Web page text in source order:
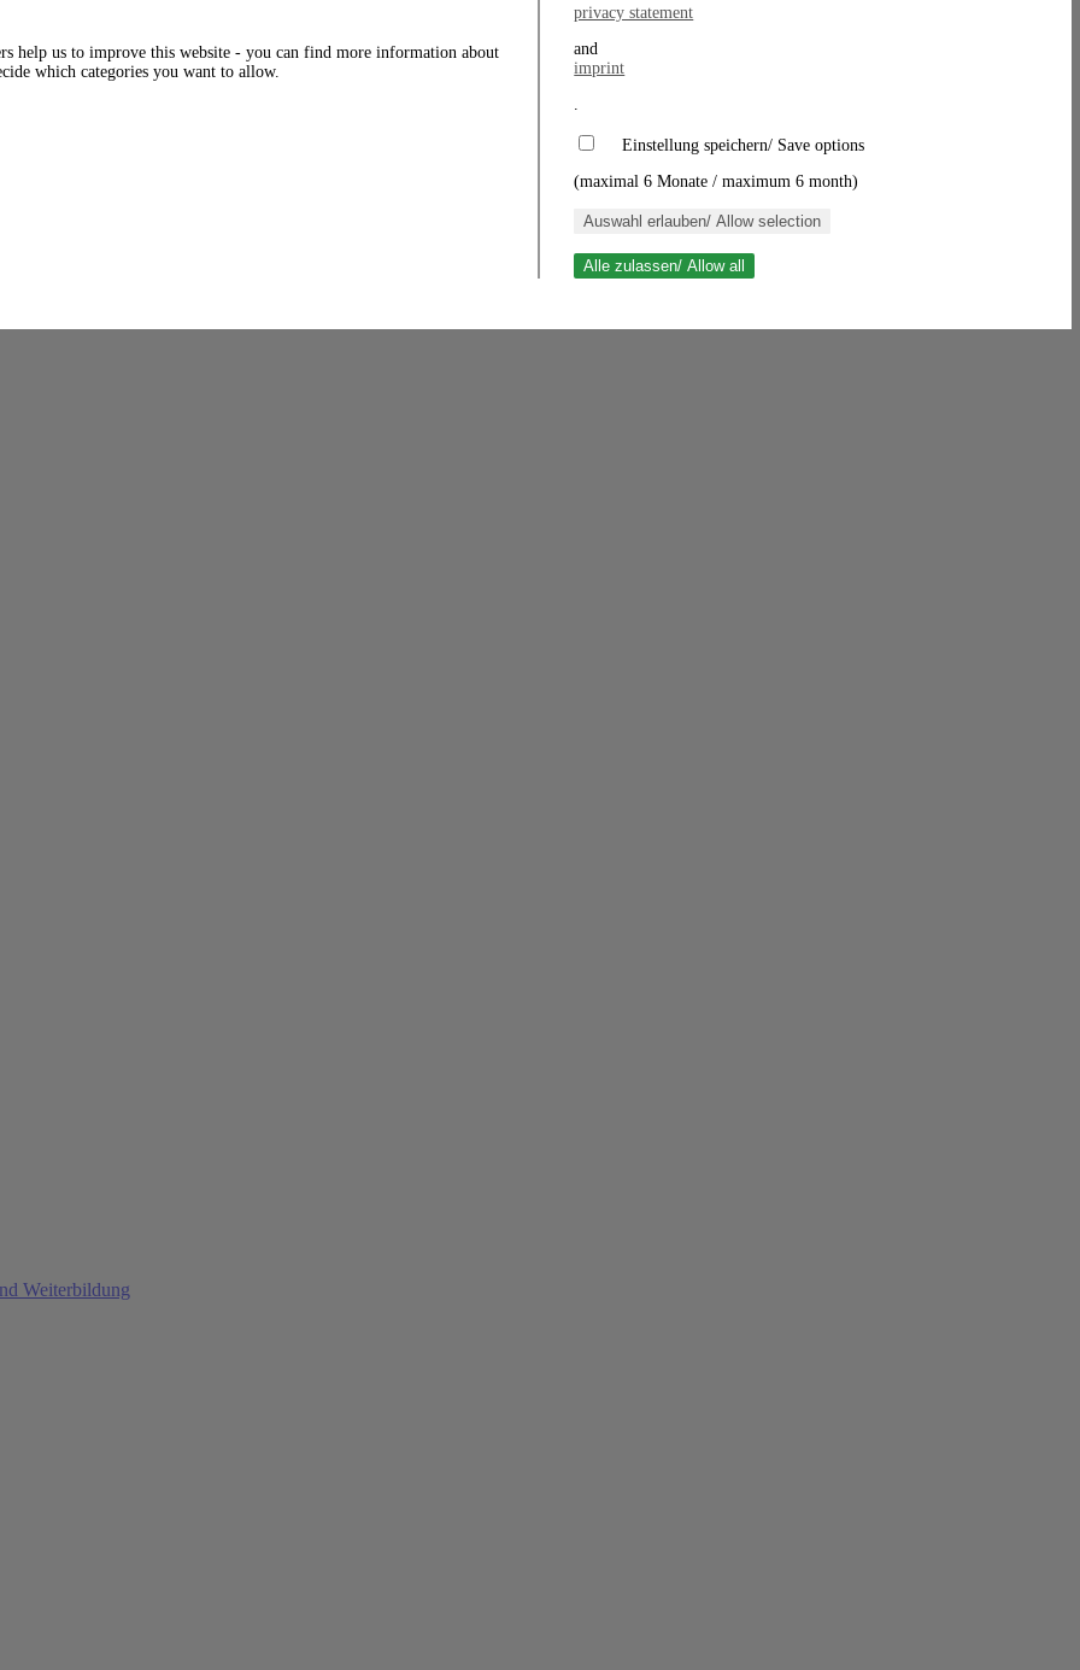
Weiterbildung
help us to improve this website - you can find more information about
which categories you want to allow.
privacy statement
and
imprint
.
Einstellung speichern/ Save options
(maximal 6 Monate / maximum 6 month)
Auswahl erlauben/ Allow selection
Alle zulassen/ Allow all